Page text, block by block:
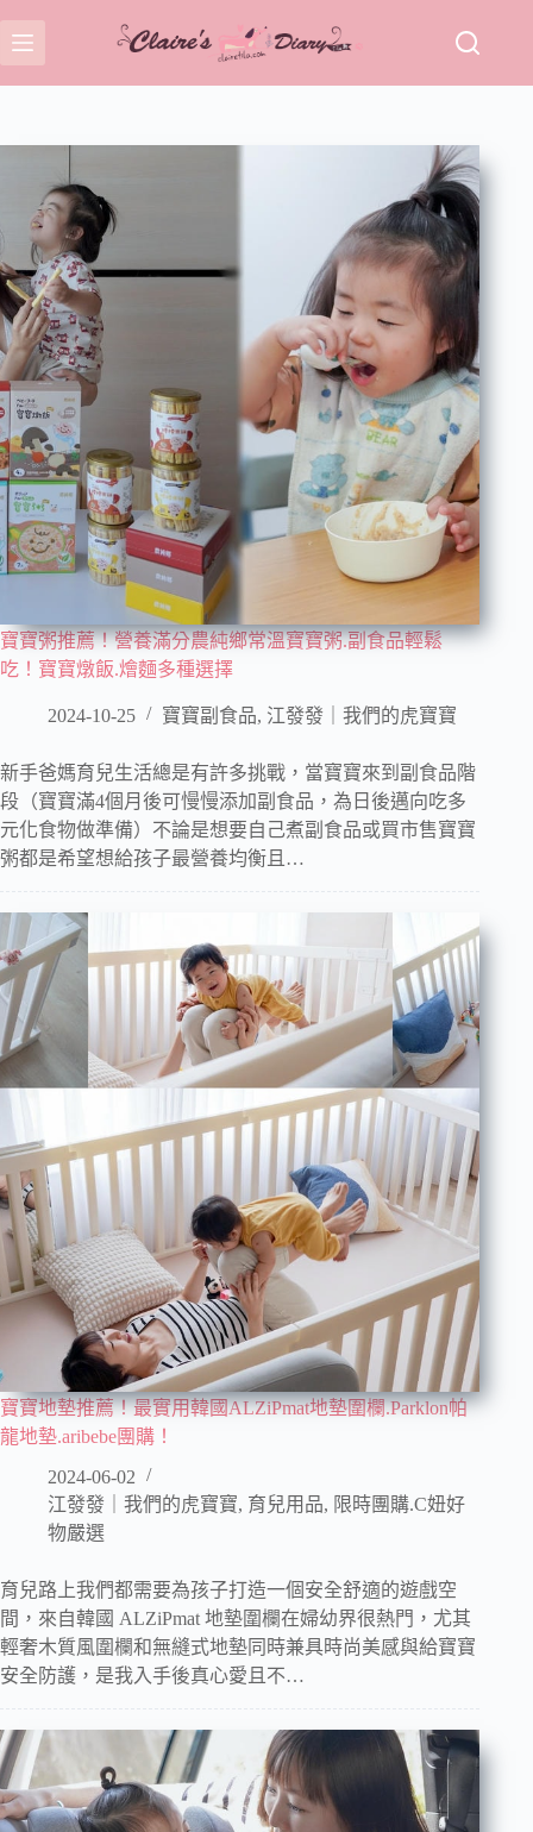
至
主
寶寶粥推薦！營養滿分農純鄉常溫寶寶粥.副食品輕鬆
吃！寶寶燉飯.燴麵多種選擇
2024-10-25 寶寶副食品, 江發發｜我們的虎寶寶
新手爸媽育兒生活總是有許多挑戰，當寶寶來到副食品階
段（寶寶滿4個月後可慢慢添加副食品，為日後邁向吃多
元化食物做準備）不論是想要自己煮副食品或買市售寶寶
粥都是希望想給孩子最營養均衡且…
寶寶地墊推薦！最實用韓國ALZiPmat地墊圍欄.Parklon帕
龍地墊.aribebe團購！
2024-06-02
江發發｜我們的虎寶寶, 育兒用品, 限時團購.C妞好
物嚴選
育兒路上我們都需要為孩子打造一個安全舒適的遊戲空
間，來自韓國 ALZiPmat 地墊圍欄在婦幼界很熱門，尤其
輕奢木質風圍欄和無縫式地墊同時兼具時尚美感與給寶寶
安全防護，是我入手後真心愛且不…